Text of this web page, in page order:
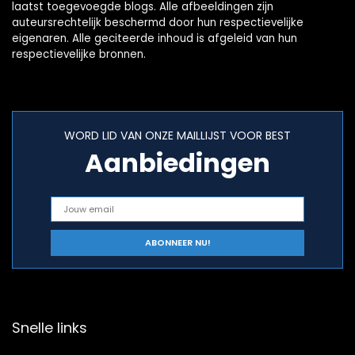
laatst toegevoegde blogs. Alle afbeeldingen zijn
auteursrechtelijk beschermd door hun respectievelijke
eigenaren. Alle geciteerde inhoud is afgeleid van hun
respectievelijke bronnen.
WORD LID VAN ONZE MAILLIJST VOOR BEST
Aanbiedingen
Snelle links